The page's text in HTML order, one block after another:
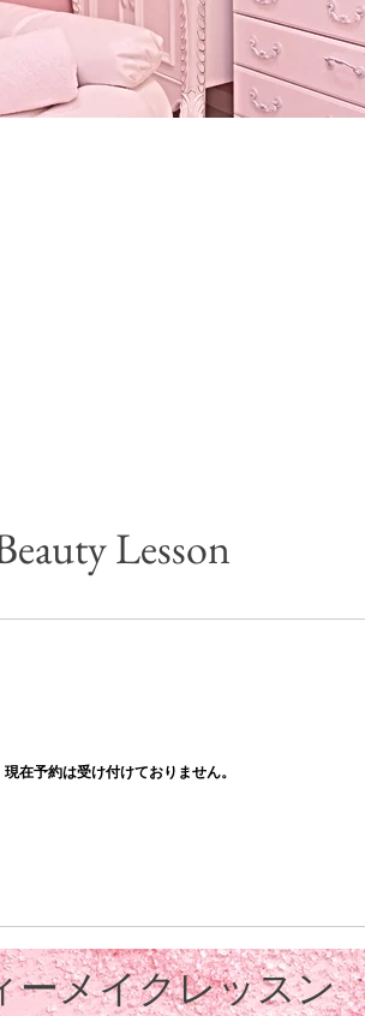
Lesson
現在予約は受け付けておりません。
ーメイクレッスン